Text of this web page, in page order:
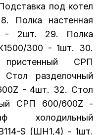
под котел
Полка настенная
- 2шт. 29. Полка
300 - 1шт. 30.
СРП
разделочный
- 4шт. 32. Стол
СРП 600/600Z -
S (ШН1,4) - 1шт.